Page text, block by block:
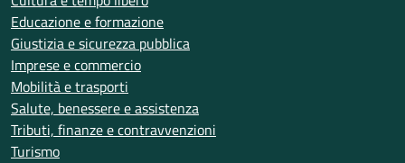
Educazione e formazione
Giustizia e sicurezza pubblica
Imprese e commercio
Mobilità e trasporti
Salute, benessere e assistenza
Tributi, finanze e contravvenzioni
Turismo